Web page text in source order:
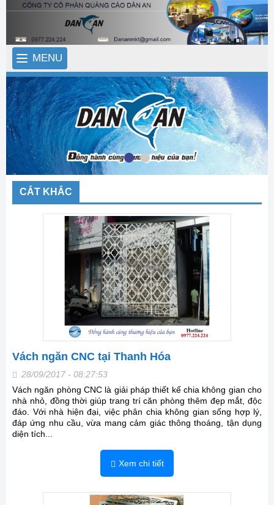
MENU
CẮT KHẮC
Vách ngăn CNC tại Thanh Hóa
28/09/2017 - 08:27:53
Vách ngăn phòng CNC là giải pháp thiết kế chia không gian cho
nhà nhỏ, đồng thời giúp trang trí căn phòng thêm đẹp mắt, độc
đáo. Với nhà hiện đại, việc phân chia không gian sống hợp lý,
đáp ứng nhu cầu, vừa mang cảm giác thông thoáng, tận dụng
diện tích...
Xem chi tiết